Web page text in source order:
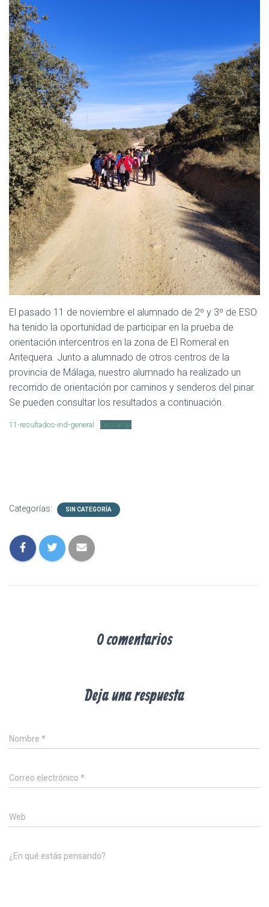
El pasado 11 de noviembre el alumnado de 2º y 3º de ESO
ha tenido la oportunidad de participar en la prueba de
orientación intercentros en la zona de El Romeral en
Antequera. Junto a alumnado de otros centros de la
provincia de Málaga, nuestro alumnado ha realizado un
recorrido de orientación por caminos y senderos del pinar.
Se pueden consultar los resultados a continuación.
11-resultados-ind-general Descarga
Categorías: SIN CATEGORÍA
0 comentarios
Deja una respuesta
Nombre *
Correo electrónico *
Web
¿En qué estás pensando?